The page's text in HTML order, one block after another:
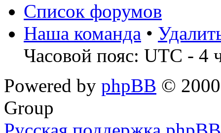
Список форумов
Наша команда •
Часовой пояс: UTC - 4
Powered by phpBB ©
Group